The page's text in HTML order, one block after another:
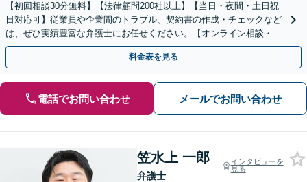
【初回相談30分無料】【法律顧問200社以上】【当日・夜間・土日祝
日対応可】従業員や企業間のトラブル、契約書の作成・チェックなど
は、ぜひ実績豊富な弁護士にお任せください。【オンライン相談・電
子契約に対応】
料金表を見る
電話でお問い合わせ メールでお問い合わせ
笠水上 一郎
弁護士
インタビューを
見る